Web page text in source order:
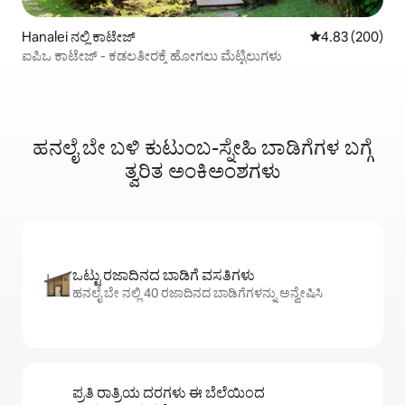
Hanalei ನಲ್ಲಿ ಕಾಟೇಜ್ 5 ರಲ್ಲಿ 4.83
4.83 (200)
ಐಪಿಒ ಕಾಟೇಜ್ - ಕಡಲತೀರಕ್ಕೆ ಹೋಗಲು ಮೆಟ್ಟಿಲುಗಳು
ಹನಲೈ ಬೇ ಬಳಿ ಕುಟುಂಬ-ಸ್ನೇಹಿ ಬಾಡಿಗೆಗಳ ಬಗ್ಗೆ
ತ್ವರಿತ ಅಂಕಿಅಂಶಗಳು
ಒಟ್ಟು ರಜಾದಿನದ ಬಾಡಿಗೆ ವಸತಿಗಳು
ಹನಲೈ ಬೇ ನಲ್ಲಿ 40 ರಜಾದಿನದ ಬಾಡಿಗೆಗಳನ್ನು ಅನ್ವೇಷಿಸಿ
ಪ್ರತಿ ರಾತ್ರಿಯ ದರಗಳು ಈ ಬೆಲೆಯಿಂದ